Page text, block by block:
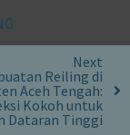
Next
Reiling di
Aceh Tengah:
Kokoh untuk
Dataran Tinggi